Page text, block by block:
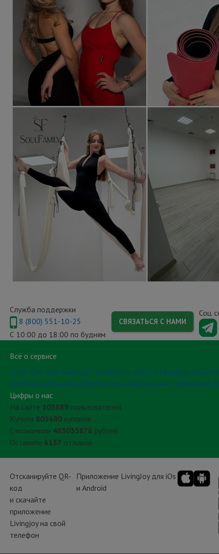
Отсканируйте QR-
код
и скачайте
приложение
Livingjoy на свой
телефон
Приложение LivingJoy для iOs
и Android
Всё о сервисе
О нас Как пользоваться? Вопросы и ответы Подарки-
Договор публичной оферты Пользовательское соглашение
Цифры о нас
На сайте 103889 пользователей
Купили 805680 купонов
Сэкономили 483033876 рублей
Оставили 6137 отзывов
Служба поддержки
8 (800) 551-10-25
С 10:00 до 18:00 по будням
СВЯЗАТЬСЯ С НАМИ
Соц.